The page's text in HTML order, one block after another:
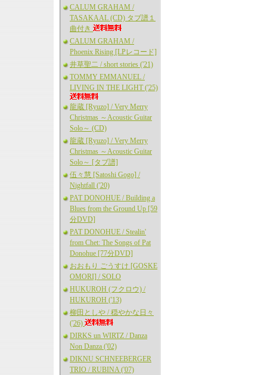
CALUM GRAHAM /
TASAKAAL (CD) タブ譜１
曲付き
CALUM GRAHAM /
Phoenix Rising [LPレコード]
井草聖二 / short stories ('21)
TOMMY EMMANUEL /
LIVING IN THE LIGHT ('25)
龍蔵 [Ryuzo] / Very Merry
Christmas ～Acoustic Guitar
Solo～ (CD)
龍蔵 [Ryuzo] / Very Merry
Christmas ～Acoustic Guitar
Solo～ [タブ譜]
伍々慧 [Satoshi Gogo] /
Nightfall ('20)
PAT DONOHUE / Building a
Blues from the Ground Up [59
分DVD]
PAT DONOHUE / Stealin'
from Chet: The Songs of Pat
Donohue [77分DVD]
おおもり ごうすけ [GOSKE
OMORI] / SOLO
HUKUROH (フクロウ) /
HUKUROH ('13)
柳田としや / 穏やかな日々
('26)
DIRKS un WIRTZ / Danza
Non Danza ('02)
DIKNU SCHNEEBERGER
TRIO / RUBINA ('07)